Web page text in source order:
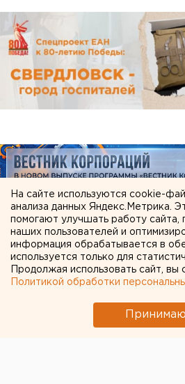
ЧИТАЙТЕ ТАКЖЕ:
Ракетная опасность
На сайте используются cookie-
анализа данных Яндекс.Метрика.
помогают улучшать работу сайта,
наших пользователей и
информация обрабатывается в
используется только для
Продолжая использовать сайт,
Политикой обработки
Принимаю